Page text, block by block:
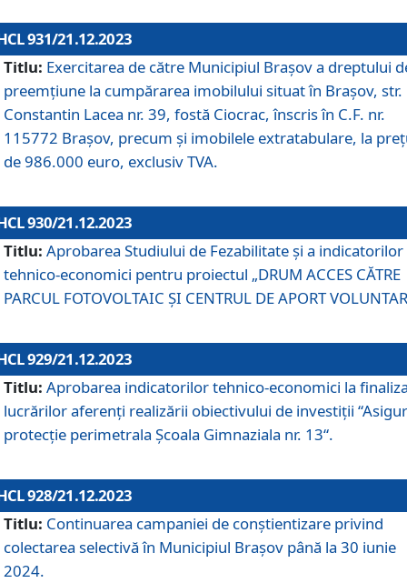
931/21.12.2023
Titlu: Exercitarea de către Municipiul Brașov a dreptului
preemțiune la cumpărarea imobilului situat în Brașov, str.
Constantin Lacea nr. 39, fostă Ciocrac, înscris în C.F. nr.
115772 Brașov, precum și imobilele extratabulare, la
de 986.000 euro, exclusiv TVA.
930/21.12.2023
Titlu: Aprobarea Studiului de Fezabilitate și a indicatorilor
tehnico-economici pentru proiectul „DRUM ACCES CĂTRE
PARCUL FOTOVOLTAIC ȘI CENTRUL DE APORT
929/21.12.2023
Titlu: Aprobarea indicatorilor tehnico-economici la
lucrărilor aferenți realizării obiectivului de investiții
protecție perimetrala Școala Gimnaziala nr. 13“.
928/21.12.2023
Titlu: Continuarea campaniei de conștientizare privind
colectarea selectivă în Municipiul Braşov până la 30 iunie
2024.